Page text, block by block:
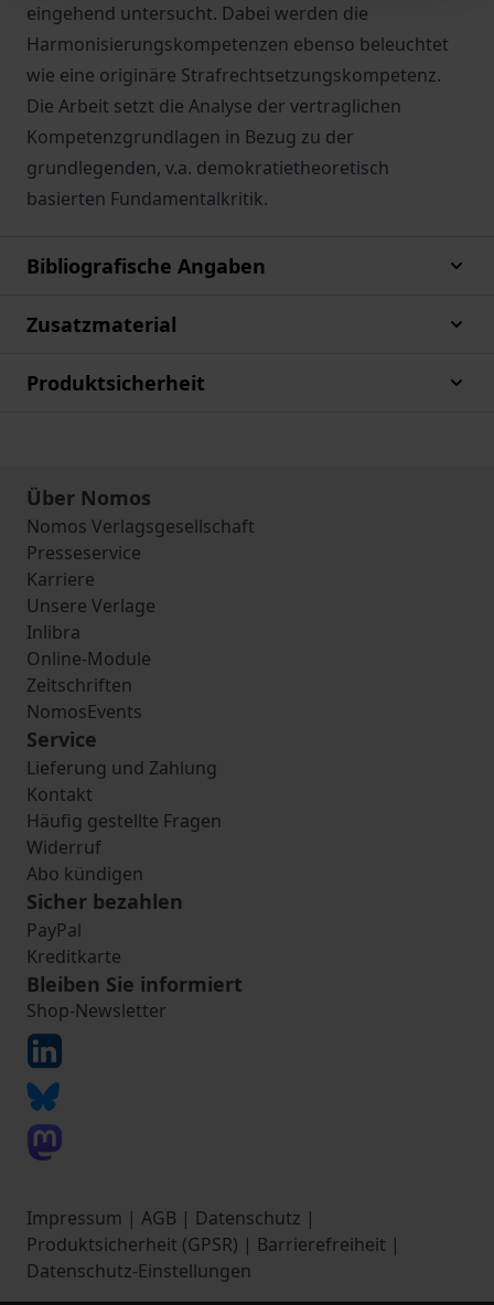
eingehend untersucht. Dabei werden die
Harmonisierungskompetenzen ebenso beleuchtet
wie eine originäre Strafrechtsetzungskompetenz.
Die Arbeit setzt die Analyse der vertraglichen
Kompetenzgrundlagen in Bezug zu der
grundlegenden, v.a. demokratietheoretisch
basierten Fundamentalkritik.
Bibliografische Angaben
Zusatzmaterial
Produktsicherheit
Über Nomos
Nomos Verlagsgesellschaft
Presseservice
Karriere
Unsere Verlage
Inlibra
Online-Module
Zeitschriften
NomosEvents
Service
Lieferung und Zahlung
Kontakt
Häufig gestellte Fragen
Widerruf
Abo kündigen
Sicher bezahlen
PayPal
Kreditkarte
Bleiben Sie informiert
Shop-Newsletter
Impressum | AGB | Datenschutz |
Produktsicherheit (GPSR) | Barrierefreiheit |
Datenschutz-Einstellungen